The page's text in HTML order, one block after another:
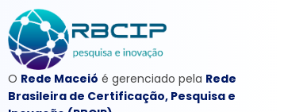
O Rede Maceió é gerenciado pela Rede
Brasileira de Certificação, Pesquisa e